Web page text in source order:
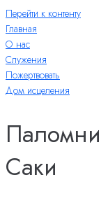
Перейти к контенту
Главная
О нас
Служения
Пожертвовать
Дом исцеления
Саки